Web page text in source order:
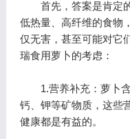
首先，答案是肯定的
低热量、高纤维的食物
仅无害，甚至可能对它
瑞食用萝卜的考虑：
1.营养补充：萝卜含
钙、钾等矿物质，这些
健康都是有益的。